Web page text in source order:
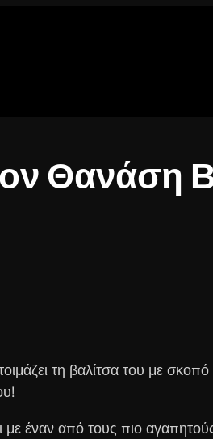
Θανάση
τη βαλίτσα του με
έναν από τους πιο